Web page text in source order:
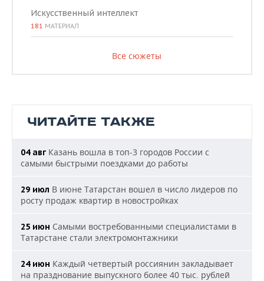
Искусственный интеллект
181 МАТЕРИАЛ
Все сюжеты
ЧИТАЙТЕ ТАКЖЕ
04 авг Казань вошла в топ-3 городов России с
самыми быстрыми поездками до работы
29 июл В июне Татарстан вошел в число лидеров по
росту продаж квартир в новостройках
25 июн Самыми востребованными специалистами в
Татарстане стали электромонтажники
24 июн Каждый четвертый россиянин закладывает
на празднование выпускного более 40 тыс. рублей